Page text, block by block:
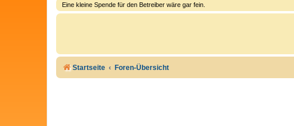
Eine kleine Spende für den Betreiber wäre gar fein.
Startseite Foren-Übersicht